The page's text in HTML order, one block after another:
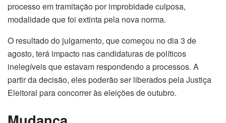
processo em tramitação por improbidade culposa,
modalidade que foi extinta pela nova norma.
O resultado do julgamento, que começou no dia 3 de
agosto, terá impacto nas candidaturas de políticos
inelegíveis que estavam respondendo a processos. A
partir da decisão, eles poderão ser liberados pela Justiça
Eleitoral para concorrer às eleições de outubro.